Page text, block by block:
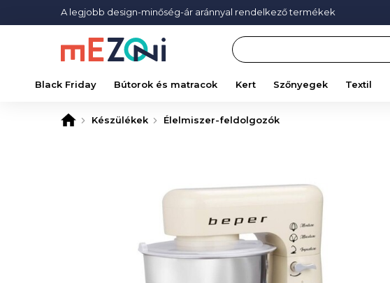
A legjobb design-minőség-ár aránnyal rendelkező termékek
Black Friday Bútorok és matracok Kert Szőnyegek Textil
Készülékek Élelmiszer-feldolgozók